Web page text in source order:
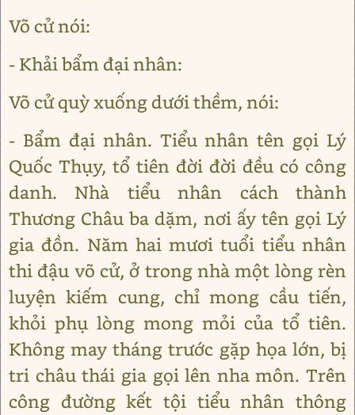
Võ cử nói:
- Khải bẩm đại nhân:
Võ cử quỳ xuống dưới thềm, nói:
- Bẩm đại nhân. Tiểu nhân tên gọi Lý
Quốc Thụy, tổ tiên đời đời đều có công
danh. Nhà tiểu nhân cách thành
Thương Châu ba dặm, nơi ấy tên gọi Lý
gia đồn. Năm hai mươi tuổi tiểu nhân
thi đậu võ cử, ở trong nhà một lòng rèn
luyện kiếm cung, chỉ mong cầu tiến,
khỏi phụ lòng mong mỏi của tổ tiên.
Không may tháng trước gặp họa lớn, bị
tri châu thái gia gọi lên nha môn. Trên
công đường kết tội tiểu nhân thông